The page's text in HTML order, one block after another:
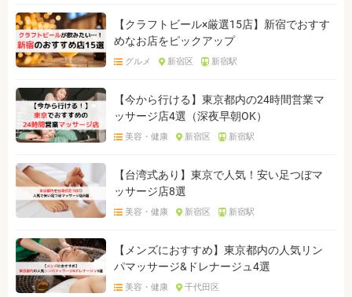
【クラフトビール×厳選15店】新宿でおすす
めなお店をピックアップ
グルメ 新宿区 新宿駅
【今から行ける】東京都内の24時間営業マ
ッサージ店4選（深夜早朝OK）
美容・健康 新宿区 新宿駅
【台湾式あり】東京で人気！安い足つぼマ
ッサージ店8選
美容・健康 新宿区 新宿駅
【メンズにおすすめ】東京都内の人気リン
パマッサージ&ドレナージュ4選
美容・健康 千代田区